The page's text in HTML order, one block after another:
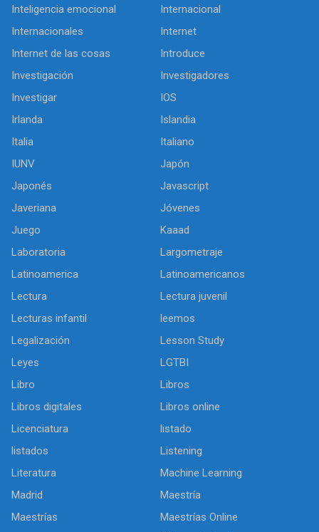
Inteligencia emocional
Internacional
Internacionales
Internet
Internet de las cosas
Introduce
Investigación
Investigadores
Investigar
IOS
Irlanda
Islandia
Italia
Italiano
IUNV
Japón
Japonés
Javascript
Javeriana
Jóvenes
Juego
Kaaad
Laboratoria
Largometraje
Latinoamerica
Latinoamericanos
Lectura
Lectura juvenil
Lecturas infantil
leemos
Legalización
Lesson Study
Leyes
LGTBI
Libro
Libros
Libros digitales
Libros online
Licenciatura
listado
listados
Listening
Literatura
Machine Learning
Madrid
Maestría
Maestrías
Maestrías Online